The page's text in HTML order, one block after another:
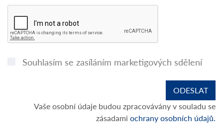
Souhlasím se zasíláním marketigových sdělení
Vaše osobní údaje budou zpracovávány v souladu se
zásadami ochrany osobních údajů.